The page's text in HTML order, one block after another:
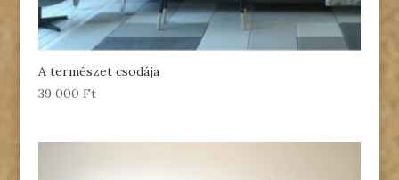
A természet csodája
39 000 Ft